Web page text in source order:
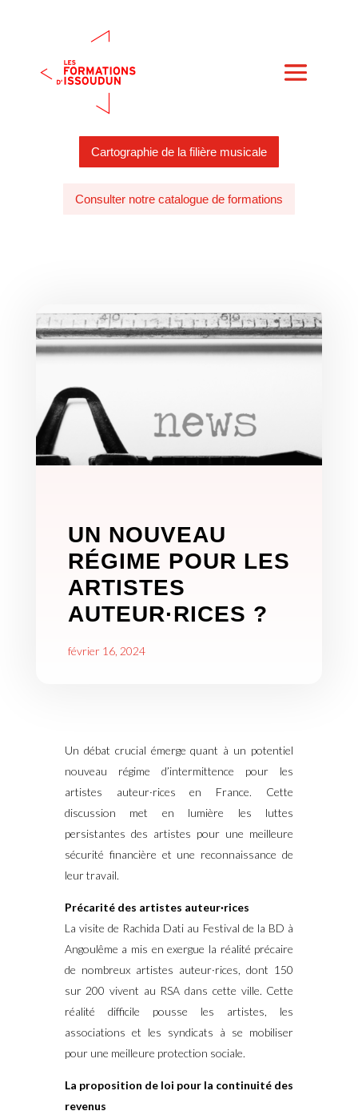
Cartographie de la filière musicale
Consulter notre catalogue de formations
UN NOUVEAU
RÉGIME POUR LES
ARTISTES
AUTEUR·RICES ?
février 16, 2024
Un débat crucial émerge quant à un potentiel
nouveau régime d’intermittence pour les
artistes auteur·rices en France. Cette
discussion met en lumière les luttes
persistantes des artistes pour une meilleure
sécurité financière et une reconnaissance de
leur travail.
Précarité des artistes auteur·rices
La visite de Rachida Dati au Festival de la BD à
Angoulême a mis en exergue la réalité précaire
de nombreux artistes auteur·rices, dont 150
sur 200 vivent au RSA dans cette ville. Cette
réalité difficile pousse les artistes, les
associations et les syndicats à se mobiliser
pour une meilleure protection sociale.
La proposition de loi pour la continuité des
revenus